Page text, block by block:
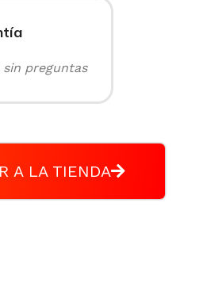
sin preguntas
A LA TIENDA